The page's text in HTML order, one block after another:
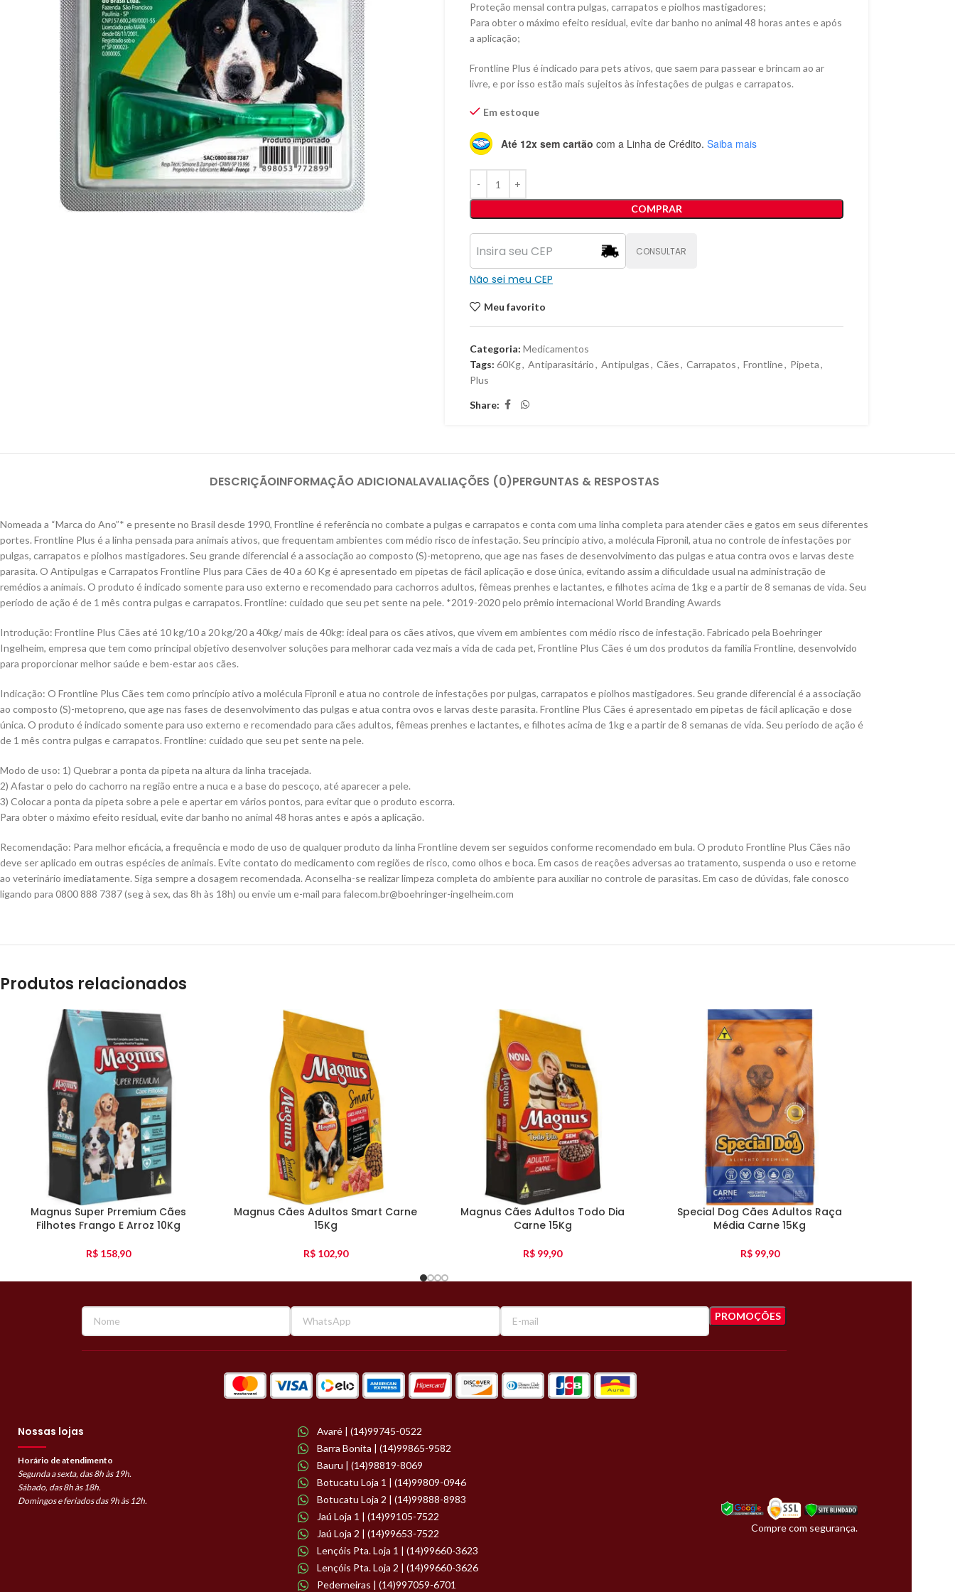
Proteção mensal contra pulgas, carrapatos e piolhos mastigadores;
Para obter o máximo efeito residual, evite dar banho no animal 48 horas antes e após
a aplicação;
Frontline Plus é indicado para pets ativos, que saem para passear e brincam ao ar
livre, e por isso estão mais sujeitos às infestações de pulgas e carrapatos.
Em estoque
Até 12x sem cartão com a Linha de Crédito. Saiba mais
COMPRAR
CONSULTAR
Não sei meu CEP
Meu favorito
Categoria: Medicamentos
Tags: 60Kg, Antiparasitário, Antipulgas, Cães, Carrapatos, Frontline, Pipeta,
Plus
Share:
DESCRIÇÃOINFORMAÇÃO ADICIONALAVALIAÇÕES (0)PERGUNTAS & RESPOSTAS
Nomeada a “Marca do Ano”* e presente no Brasil desde 1990, Frontline é referência no combate a pulgas e carrapatos e conta com uma linha completa para atender cães e gatos em seus diferentes
portes. Frontline Plus é a linha pensada para animais ativos, que frequentam ambientes com médio risco de infestação. Seu princípio ativo, a molécula Fipronil, atua no controle de infestações por
pulgas, carrapatos e piolhos mastigadores. Seu grande diferencial é a associação ao composto (S)-metopreno, que age nas fases de desenvolvimento das pulgas e atua contra ovos e larvas deste
parasita. O Antipulgas e Carrapatos Frontline Plus para Cães de 40 a 60 Kg é apresentado em pipetas de fácil aplicação e dose única, evitando assim a dificuldade usual na administração de
remédios a animais. O produto é indicado somente para uso externo e recomendado para cachorros adultos, fêmeas prenhes e lactantes, e filhotes acima de 1kg e a partir de 8 semanas de vida. Seu
período de ação é de 1 mês contra pulgas e carrapatos. Frontline: cuidado que seu pet sente na pele. *2019-2020 pelo prêmio internacional World Branding Awards
Introdução: Frontline Plus Cães até 10 kg/10 a 20 kg/20 a 40kg/ mais de 40kg: ideal para os cães ativos, que vivem em ambientes com médio risco de infestação. Fabricado pela Boehringer
Ingelheim, empresa que tem como principal objetivo desenvolver soluções para melhorar cada vez mais a vida de cada pet, Frontline Plus Cães é um dos produtos da família Frontline, desenvolvido
para proporcionar melhor saúde e bem-estar aos cães.
Indicação: O Frontline Plus Cães tem como princípio ativo a molécula Fipronil e atua no controle de infestações por pulgas, carrapatos e piolhos mastigadores. Seu grande diferencial é a associação
ao composto (S)-metopreno, que age nas fases de desenvolvimento das pulgas e atua contra ovos e larvas deste parasita. Frontline Plus Cães é apresentado em pipetas de fácil aplicação e dose
única. O produto é indicado somente para uso externo e recomendado para cães adultos, fêmeas prenhes e lactantes, e filhotes acima de 1kg e a partir de 8 semanas de vida. Seu período de ação é
de 1 mês contra pulgas e carrapatos. Frontline: cuidado que seu pet sente na pele.
Modo de uso: 1) Quebrar a ponta da pipeta na altura da linha tracejada.
2) Afastar o pelo do cachorro na região entre a nuca e a base do pescoço, até aparecer a pele.
3) Colocar a ponta da pipeta sobre a pele e apertar em vários pontos, para evitar que o produto escorra.
Para obter o máximo efeito residual, evite dar banho no animal 48 horas antes e após a aplicação.
Recomendação: Para melhor eficácia, a frequência e modo de uso de qualquer produto da linha Frontline devem ser seguidos conforme recomendado em bula. O produto Frontline Plus Cães não
deve ser aplicado em outras espécies de animais. Evite contato do medicamento com regiões de risco, como olhos e boca. Em casos de reações adversas ao tratamento, suspenda o uso e retorne
ao veterinário imediatamente. Siga sempre a dosagem recomendada. Aconselha-se realizar limpeza completa do ambiente para auxiliar no controle de parasitas. Em caso de dúvidas, fale conosco
ligando para 0800 888 7387 (seg à sex, das 8h às 18h) ou envie um e-mail para falecom.br@boehringer-ingelheim.com
Produtos relacionados
Magnus Super Prremium Cães
Filhotes Frango E Arroz 10Kg
R$ 158,90
Magnus Cães Adultos Smart Carne
15Kg
R$102,90
Magnus Cães Adultos Todo Dia
Carne 15Kg
R$ 99,90
Special Dog Cães Adultos Raça
Média Carne 15Kg
R$99,90
Nossas lojas
Horário de atendimento
Segunda a sexta, das 8h às 19h.
Sábado, das 8h às 18h.
Domingos e feriados das 9h às 12h.
Avaré | (14)99745-0522
Barra Bonita | (14)99865-9582
Bauru | (14)98819-8069
Botucatu Loja 1 | (14)99809-0946
Botucatu Loja 2 | (14)99888-8983
Jaú Loja 1 | (14)99105-7522
Jaú Loja 2 | (14)99653-7522
Lençóis Pta. Loja 1 | (14)99660-3623
Lençóis Pta. Loja 2 | (14)99660-3626
Pederneiras | (14)997059-6701
Compre com segurança.